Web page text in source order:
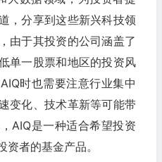
，分享到这些新兴科技领
由于其投资的公司涵盖了
单一股票和地区的投资风
时也需要注意行业集中
变化、技术革新等可能带
AIQ是一种适合希望投资
者的基金产品。